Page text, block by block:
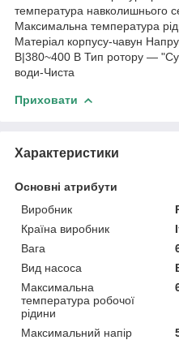
температура навколишнього
Максимальна температура
Матеріал корпусу-чавун
В|380~400 В Тип ротору —
води-Чиста
Приховати
Характеристики
Основні атрибути
Виробник
Країна виробник
Вага
Вид насоса
Максимальна
температура робочої
рідини
Максимальний напір